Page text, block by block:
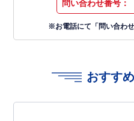
問い合わせ番号：
※お電話にて「問い合わ
おすす